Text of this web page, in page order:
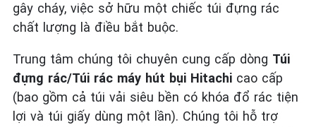
gây cháy, việc sở hữu một chiếc túi đựng rác
chất lượng là điều bắt buộc.
Trung tâm chúng tôi chuyên cung cấp dòng Túi
đựng rác/Túi rác máy hút bụi Hitachi cao cấp
(bao gồm cả túi vải siêu bền có khóa đổ rác tiện
lợi và túi giấy dùng một lần). Chúng tôi hỗ trợ